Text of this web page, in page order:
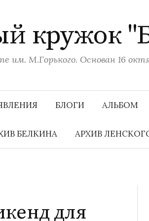
кружок
М.Горького. Основан 16
БЛОГИ АЛЬБОМ
БЕЛКИНА АРХИВ
для